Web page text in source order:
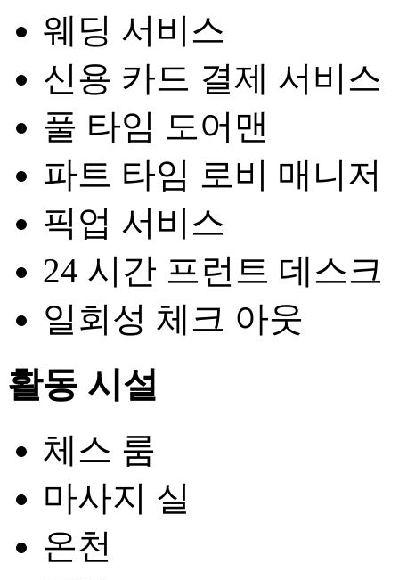
웨딩 서비스
신용 카드 결제 서비스
풀 타임 도어맨
파트 타임 로비 매니저
픽업 서비스
24 시간 프런트 데스크
일회성 체크 아웃
활동 시설
체스 룸
마사지 실
온천